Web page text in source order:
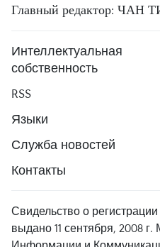
Главный редактор: ЧАН
Интеллектуальная
собственность
RSS
Языки
Служба новостей
Контакты
Свидельство о
выдано 11 сентября, 2008